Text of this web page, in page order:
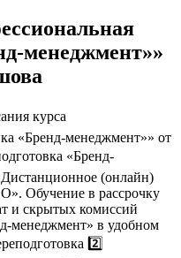
менеджмент»»
курса
«Бренд-менеджмент»» от
«Бренд-
(онлайн)
Обучение в рассрочку
и скрытых комиссий
менеджмент» в удобном
2️⃣